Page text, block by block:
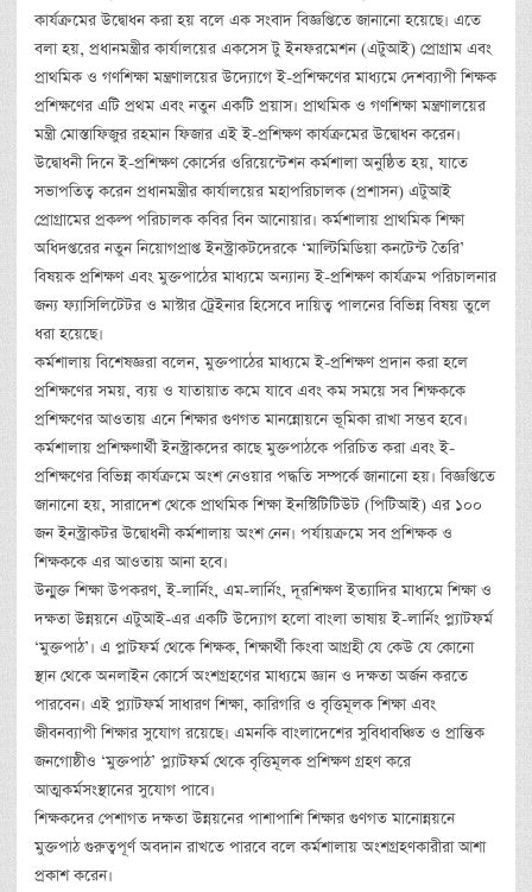
কার্যক্রমের উদ্বোধন করা হয় বলে এক সংবাদ বিজ্ঞপ্তিতে জানানো হয়েছে। এতে
বলা হয়, প্রধানমন্ত্রীর কার্যালয়ের একসেস টু ইনফরমেশন (এটুআই) প্রোগ্রাম এবং
প্রাথমিক ও গণশিক্ষা মন্ত্রণালয়ের উদ্যোগে ই-প্রশিক্ষণের মাধ্যমে দেশব্যাপী শিক্ষক
প্রশিক্ষণের এটি প্রথম এবং নতুন একটি প্রয়াস। প্রাথমিক ও গণশিক্ষা মন্ত্রণালয়ের
মন্ত্রী মোস্তাফিজুর রহমান ফিজার এই ই-প্রশিক্ষণ কার্যক্রমের উদ্বোধন করেন।
উদ্বোধনী দিনে ই-প্রশিক্ষণ কোর্সের ওরিয়েন্টেশন কর্মশালা অনুষ্ঠিত হয়, যাতে
সভাপতিত্ব করেন প্রধানমন্ত্রীর কার্যালয়ের মহাপরিচালক (প্রশাসন) এটুআই
প্রোগ্রামের প্রকল্প পরিচালক কবির বিন আনোয়ার। কর্মশালায় প্রাথমিক শিক্ষা
অধিদপ্তরের নতুন নিয়োগপ্রাপ্ত ইনস্ট্রাকটদেরকে ‘মাল্টিমিডিয়া কনটেন্ট তৈরি’
বিষয়ক প্রশিক্ষণ এবং মুক্তপাঠের মাধ্যমে অন্যান্য ই-প্রশিক্ষণ কার্যক্রম পরিচালনার
জন্য ফ্যাসিলিটেটর ও মাস্টার ট্রেইনার হিসেবে দায়িত্ব পালনের বিভিন্ন বিষয় তুলে
ধরা হয়েছে।
কর্মশালায় বিশেষজ্ঞরা বলেন, মুক্তপাঠের মাধ্যমে ই-প্রশিক্ষণ প্রদান করা হলে
প্রশিক্ষণের সময়, ব্যয় ও যাতায়াত কমে যাবে এবং কম সময়ে সব শিক্ষককে
প্রশিক্ষণের আওতায় এনে শিক্ষার গুণগত মানন্নোয়নে ভূমিকা রাখা সম্ভব হবে।
কর্মশালায় প্রশিক্ষণার্থী ইনস্ট্রাকদের কাছে মুক্তপাঠকে পরিচিত করা এবং ই-
প্রশিক্ষণের বিভিন্ন কার্যক্রমে অংশ নেওয়ার পদ্ধতি সম্পর্কে জানানো হয়। বিজ্ঞপ্তিতে
জানানো হয়, সারাদেশ থেকে প্রাথমিক শিক্ষা ইনস্টিটিটিউট (পিটিআই) এর ১০০
জন ইনস্ট্রাকটর উদ্বোধনী কর্মশালায় অংশ নেন। পর্যায়ক্রমে সব প্রশিক্ষক ও
শিক্ষককে এর আওতায় আনা হবে।
উন্মুক্ত শিক্ষা উপকরণ, ই-লার্নিং, এম-লার্নিং, দূরশিক্ষণ ইত্যাদির মাধ্যমে শিক্ষা ও
দক্ষতা উন্নয়নে এটুআই-এর একটি উদ্যোগ হলো বাংলা ভাষায় ই-লার্নিং প্ল্যাটফর্ম
‘মুক্তপাঠ’। এ প্লাটফর্ম থেকে শিক্ষক, শিক্ষার্থী কিংবা আগ্রহী যে কেউ যে কোনো
স্থান থেকে অনলাইন কোর্সে অংশগ্রহণের মাধ্যমে জ্ঞান ও দক্ষতা অর্জন করতে
পারবেন। এই প্ল্যাটফর্ম সাধারণ শিক্ষা, কারিগরি ও বৃত্তিমূলক শিক্ষা এবং
জীবনব্যাপী শিক্ষার সুযোগ রয়েছে। এমনকি বাংলাদেশের সুবিধাবঞ্চিত ও প্রান্তিক
জনগোষ্ঠীও ‘মুক্তপাঠ’ প্ল্যাটফর্ম থেকে বৃত্তিমূলক প্রশিক্ষণ গ্রহণ করে
আত্মকর্মসংস্থানের সুযোগ পাবে।
শিক্ষকদের পেশাগত দক্ষতা উন্নয়নের পাশাপাশি শিক্ষার গুণগত মানোন্নয়নে
মুক্তপাঠ গুরুত্বপূর্ণ অবদান রাখতে পারবে বলে কর্মশালায় অংশগ্রহণকারীরা আশা
প্রকাশ করেন।